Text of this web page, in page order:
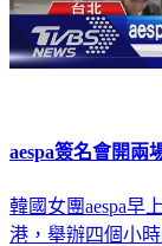
韓國女團aespa早